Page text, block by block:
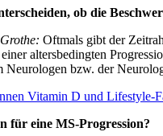
ob die
Oftmals gibt der
altersbedingten
Neurologen bzw. der
Vitamin D und Lifestyle-
für eine MS-Progression?